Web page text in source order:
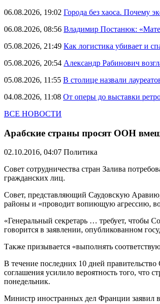
06.08.2026, 19:02 Города без хаоса. Почему
06.08.2026, 08:56 Владимир Постанюк:
05.08.2026, 21:49 Как логистика убивает и
05.08.2026, 20:54 Александр Рабинович
05.08.2026, 11:55 В столице назвали
04.08.2026, 11:08 От оперы до выставки
ВСЕ НОВОСТИ
Арабские страны просят ООН
02.10.2016, 04:07 Политика
Совет сотрудничества стран Залива
гражданских лиц.
Совет, представляющий Саудовскую
районы и «проводит вопиющую агрессию,
«Генеральный секретарь … требует, чтобы
говорится в заявлении, опубликованном
Также призывается «выполнять
В течение последних 10 дней
соглашения усилило вероятность того, что
понедельник.
Министр иностранных дел Франции заявил